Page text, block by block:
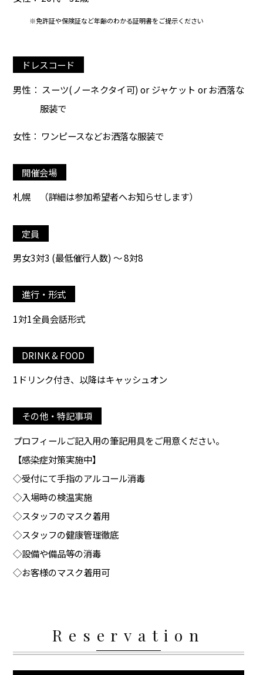
※免許証や保険証など年齢のわかる証明書をご提示ください
ドレスコード
男性： スーツ(ノーネクタイ可) or ジャケット or お洒落な
服装で
女性： ワンピースなどお洒落な服装で
開催会場
札幌
（詳細は参加希望者へお知らせします）
定員
男女3対3 (最低催行人数) ～ 8対8
進行・形式
1対1全員会話形式
DRINK & FOOD
1ドリンク付き、以降はキャッシュオン
その他・特記事項
プロフィールご記入用の筆記用具をご用意ください。
【感染症対策実施中】
◇受付にて手指のアルコール消毒
◇入場時の検温実施
◇スタッフのマスク着用
◇スタッフの健康管理徹底
◇設備や備品等の消毒
◇お客様のマスク着用可
Reservation